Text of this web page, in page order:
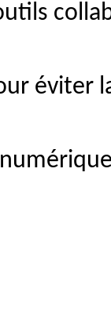
éviter